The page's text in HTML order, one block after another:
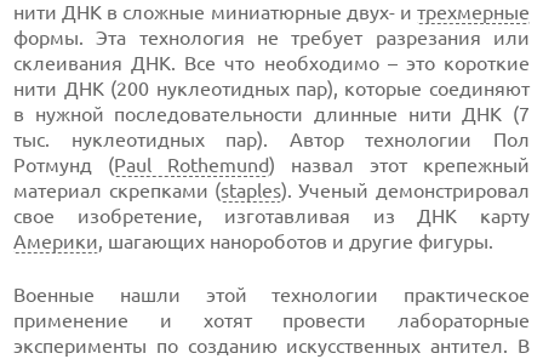
нити ДНК в сложные миниатюрные двух- и трехмерные
формы. Эта технология не требует разрезания или
склеивания ДНК. Все что необходимо – это короткие
нити ДНК (200 нуклеотидных пар), которые соединяют
в нужной последовательности длинные нити ДНК (7
тыс. нуклеотидных пар). Автор технологии Пол
Ротмунд (Paul Rothemund) назвал этот крепежный
материал скрепками (staples). Ученый демонстрировал
свое изобретение, изготавливая из ДНК карту
Америки, шагающих нанороботов и другие фигуры.
Военные нашли этой технологии практическое
применение и хотят провести лабораторные
эксперименты по созданию искусственных антител. В